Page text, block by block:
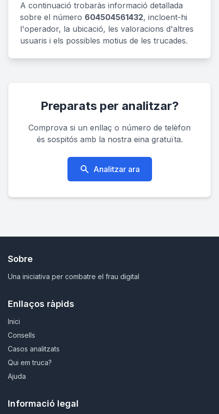
A continuació trobaràs informació detallada
sobre el número 604504561432, incloent-hi
l'operador, la ubicació, les valoracions d'altres
usuaris i els possibles motius de les trucades.
Preparats per analitzar?
Comprova si un enllaç o número de telèfon
és sospitós amb la nostra eina gratuïta.
Analitzar ara
Sobre
Una iniciativa per combatre el frau digital
Enllaços ràpids
Inici
Consells
Casos analitzats
Qui em truca?
Ajuda
Informació legal